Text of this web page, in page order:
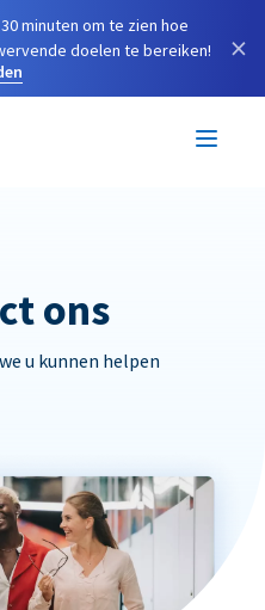
minuten om te zien hoe
doelen te bereiken!
×
ons
u kunnen helpen